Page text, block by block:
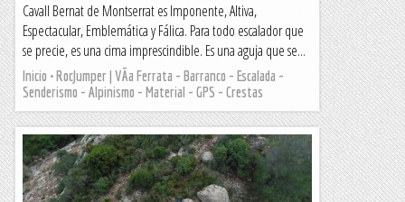
Cavall Bernat de Montserrat es Imponente, Altiva,
Espectacular, Emblemática y Fálica. Para todo escalador que
se precie, es una cima imprescindible. Es una aguja que se...
Inicio • RocJumper | VÃ­a Ferrata - Barranco - Escalada -
Senderismo - Alpinismo - Material - GPS - Crestas